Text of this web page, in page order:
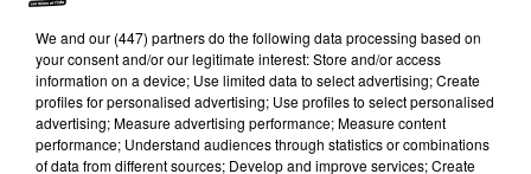
We and our (447) partnersdo the following data processing based on
your consent and/or our legitimate interest: Store and/or access
information on a device; Use limited data to select advertising; Create
profiles for personalised advertising; Use profiles to select personalised
advertising; Measure advertising performance; Measure content
performance; Understand audiences through statistics or combinations
of data from different sources; Develop and improve services; Create